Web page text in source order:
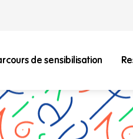
de sensibilisation